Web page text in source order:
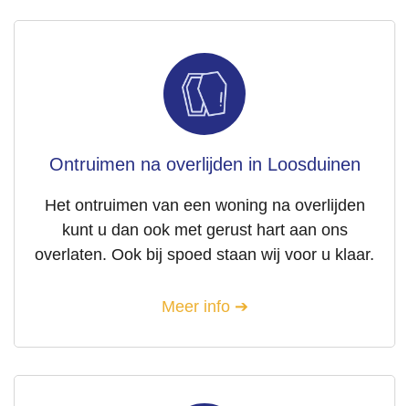
Ontruimen na overlijden in Loosduinen
Het ontruimen van een woning na overlijden
kunt u dan ook met gerust hart aan ons
overlaten. Ook bij spoed staan wij voor u klaar.
Meer info